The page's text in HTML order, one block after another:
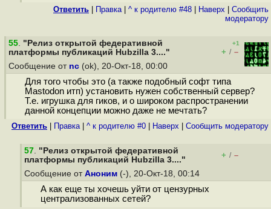
Ответить Правка| ^ к родителю #48 Наверх
Cообщить
модератору
55. "Релиз открытой федеративной
платформы публикаций Hubzilla 3...."
+1
+ / –
Сообщение от nc (ok), 20-Окт-18, 00:00
Для того чтобы это (а также подобный софт типа
Mastodon итп) установить нужен собственный сервер?
Т.е. игрушка для гиков, и о широком распространении
данной концепции можно даже не мечтать?
Ответить Правка| ^ к родителю #0 Наверх Cообщить модератору
57. "Релиз открытой федеративной
платформы публикаций Hubzilla 3...."
+ / –
Сообщение от Аноним (-), 20-Окт-18, 00:14
А как еще ты хочешь уйти от цензурных
централизованных сетей?